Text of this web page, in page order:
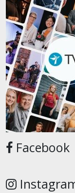
Facebook